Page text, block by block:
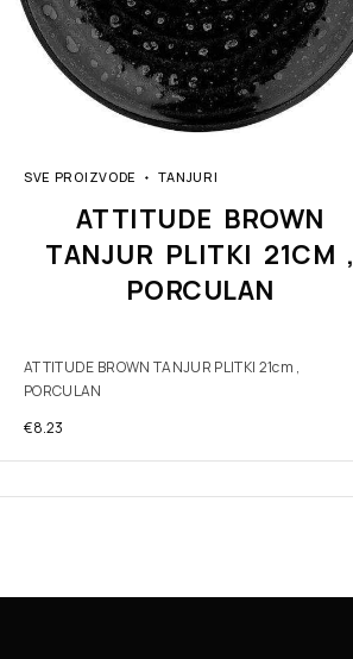
SVE PROIZVODE TANJURI
ATTITUDE BROWN
TANJUR PLITKI 21CM ,
PORCULAN
ATTITUDE BROWN TANJUR PLITKI 21cm ,
PORCULAN
€8.23